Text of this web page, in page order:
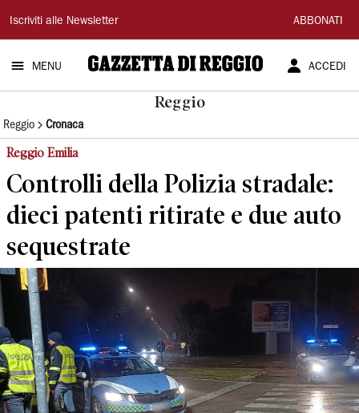
Gazzetta
di
Reggio
Iscriviti alle Newsletter ABBONATI
MENU ACCEDI
Reggio
Reggio Cronaca
Reggio Emilia
Controlli della Polizia stradale:
dieci patenti ritirate e due auto
sequestrate